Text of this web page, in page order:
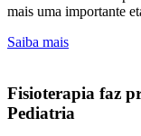
mais uma importante
Saiba mais
Fisioterapia faz
Pediatria